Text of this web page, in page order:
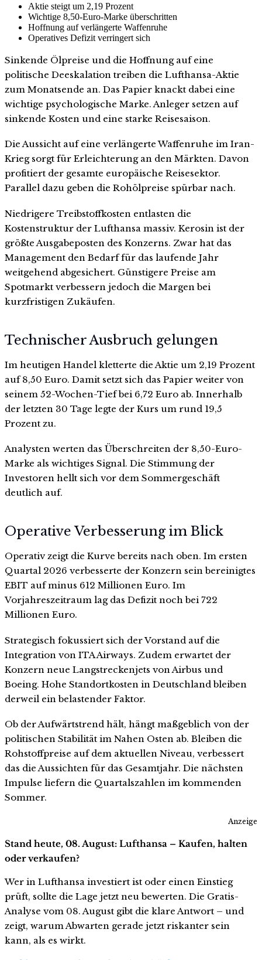
Aktie steigt um 2,19 Prozent
Wichtige 8,50-Euro-Marke überschritten
Hoffnung auf verlängerte Waffenruhe
Operatives Defizit verringert sich
Sinkende Ölpreise und die Hoffnung auf eine
politische Deeskalation treiben die Lufthansa-Aktie
zum Monatsende an. Das Papier knackt dabei eine
wichtige psychologische Marke. Anleger setzen auf
sinkende Kosten und eine starke Reisesaison.
Die Aussicht auf eine verlängerte Waffenruhe im Iran-
Krieg sorgt für Erleichterung an den Märkten. Davon
profitiert der gesamte europäische Reisesektor.
Parallel dazu geben die Rohölpreise spürbar nach.
Niedrigere Treibstoffkosten entlasten die
Kostenstruktur der Lufthansa massiv. Kerosin ist der
größte Ausgabeposten des Konzerns. Zwar hat das
Management den Bedarf für das laufende Jahr
weitgehend abgesichert. Günstigere Preise am
Spotmarkt verbessern jedoch die Margen bei
kurzfristigen Zukäufen.
Technischer Ausbruch gelungen
Im heutigen Handel kletterte die Aktie um 2,19 Prozent
auf 8,50 Euro. Damit setzt sich das Papier weiter von
seinem 52-Wochen-Tief bei 6,72 Euro ab. Innerhalb
der letzten 30 Tage legte der Kurs um rund 19,5
Prozent zu.
Analysten werten das Überschreiten der 8,50-Euro-
Marke als wichtiges Signal. Die Stimmung der
Investoren hellt sich vor dem Sommergeschäft
deutlich auf.
Operative Verbesserung im Blick
Operativ zeigt die Kurve bereits nach oben. Im ersten
Quartal 2026 verbesserte der Konzern sein bereinigtes
EBIT auf minus 612 Millionen Euro. Im
Vorjahreszeitraum lag das Defizit noch bei 722
Millionen Euro.
Strategisch fokussiert sich der Vorstand auf die
Integration von ITA Airways. Zudem erwartet der
Konzern neue Langstreckenjets von Airbus und
Boeing. Hohe Standortkosten in Deutschland bleiben
derweil ein belastender Faktor.
Ob der Aufwärtstrend hält, hängt maßgeblich von der
politischen Stabilität im Nahen Osten ab. Bleiben die
Rohstoffpreise auf dem aktuellen Niveau, verbessert
das die Aussichten für das Gesamtjahr. Die nächsten
Impulse liefern die Quartalszahlen im kommenden
Sommer.
Anzeige
Stand heute, 08. August: Lufthansa – Kaufen, halten
oder verkaufen?
Wer in Lufthansa investiert ist oder einen Einstieg
prüft, sollte die Lage jetzt neu bewerten. Die Gratis-
Analyse vom 08. August gibt die klare Antwort – und
zeigt, warum Abwarten gerade jetzt riskanter sein
kann, als es wirkt.